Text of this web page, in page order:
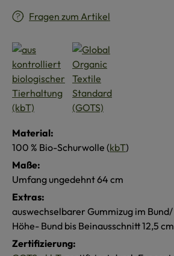
Fragen zum Artikel
Material:
100 % Bio-Schurwolle (kbT)
Maße:
Umfang ungedehnt 64 cm
Extras:
auswechselbarer Gummizug im Bund/
Höhe- Bund bis Beinausschnitt 12,5 cm
Zertifizierung: